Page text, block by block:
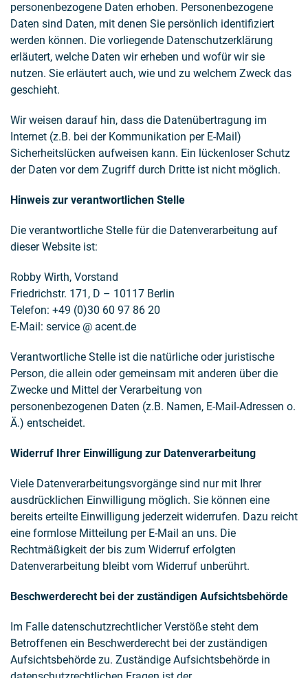
personenbezogene Daten erhoben. Personenbezogene
Daten sind Daten, mit denen Sie persönlich identifiziert
werden können. Die vorliegende Datenschutzerklärung
erläutert, welche Daten wir erheben und wofür wir sie
nutzen. Sie erläutert auch, wie und zu welchem Zweck das
geschieht.
Wir weisen darauf hin, dass die Datenübertragung im
Internet (z.B. bei der Kommunikation per E-Mail)
Sicherheitslücken aufweisen kann. Ein lückenloser Schutz
der Daten vor dem Zugriff durch Dritte ist nicht möglich.
Hinweis zur verantwortlichen Stelle
Die verantwortliche Stelle für die Datenverarbeitung auf
dieser Website ist:
Robby Wirth, Vorstand
Friedrichstr. 171, D – 10117 Berlin
Telefon: +49 (0)30 60 97 86 20
E-Mail: service @ acent.de
Verantwortliche Stelle ist die natürliche oder juristische
Person, die allein oder gemeinsam mit anderen über die
Zwecke und Mittel der Verarbeitung von
personenbezogenen Daten (z.B. Namen, E-Mail-Adressen o.
Ä.) entscheidet.
Widerruf Ihrer Einwilligung zur Datenverarbeitung
Viele Datenverarbeitungsvorgänge sind nur mit Ihrer
ausdrücklichen Einwilligung möglich. Sie können eine
bereits erteilte Einwilligung jederzeit widerrufen. Dazu reicht
eine formlose Mitteilung per E-Mail an uns. Die
Rechtmäßigkeit der bis zum Widerruf erfolgten
Datenverarbeitung bleibt vom Widerruf unberührt.
Beschwerderecht bei der zuständigen Aufsichtsbehörde
Im Falle datenschutzrechtlicher Verstöße steht dem
Betroffenen ein Beschwerderecht bei der zuständigen
Aufsichtsbehörde zu. Zuständige Aufsichtsbehörde in